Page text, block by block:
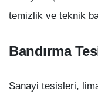
temizlik ve teknik
Bandırma
Sanayi tesisleri,